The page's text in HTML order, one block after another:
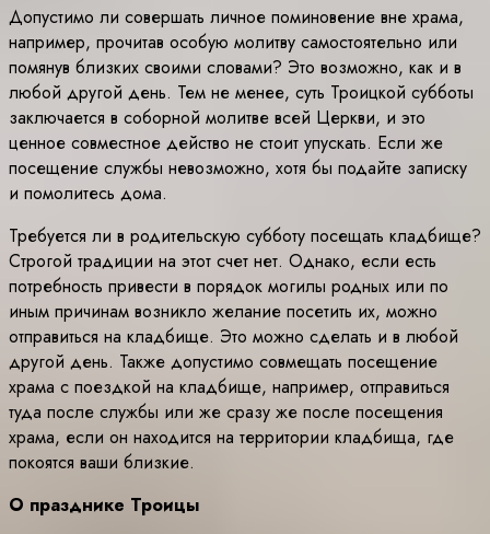
Допустимо ли совершать личное поминовение вне храма,
например, прочитав особую молитву самостоятельно или
помянув близких своими словами? Это возможно, как и в
любой другой день. Тем не менее, суть Троицкой субботы
заключается в соборной молитве всей Церкви, и это
ценное совместное действо не стоит упускать. Если же
посещение службы невозможно, хотя бы подайте записку
и помолитесь дома.
Требуется ли в родительскую субботу посещать кладбище?
Строгой традиции на этот счет нет. Однако, если есть
потребность привести в порядок могилы родных или по
иным причинам возникло желание посетить их, можно
отправиться на кладбище. Это можно сделать и в любой
другой день. Также допустимо совмещать посещение
храма с поездкой на кладбище, например, отправиться
туда после службы или же сразу же после посещения
храма, если он находится на территории кладбища, где
покоятся ваши близкие.
О празднике Троицы